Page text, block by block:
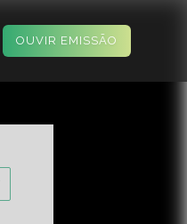
OUVIR EMISSÃO